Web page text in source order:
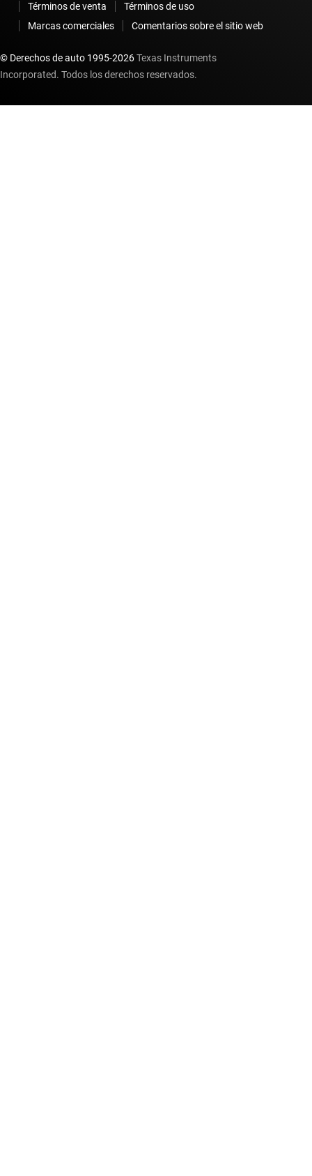
Términos de venta
Términos de uso
Marcas comerciales
Comentarios sobre el sitio web
© Derechos de auto 1995-2026Texas Instruments
Incorporated. Todos los derechos reservados.